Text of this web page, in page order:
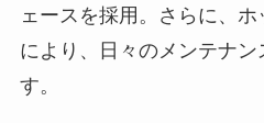
ェースを採用。さらに、
により、日々のメンテナ
す。